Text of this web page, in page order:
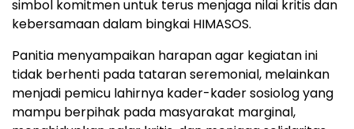
simbol komitmen untuk terus menjaga nilai kritis dan
kebersamaan dalam bingkai HIMASOS.
Panitia menyampaikan harapan agar kegiatan ini
tidak berhenti pada tataran seremonial, melainkan
menjadi pemicu lahirnya kader-kader sosiolog yang
mampu berpihak pada masyarakat marginal,